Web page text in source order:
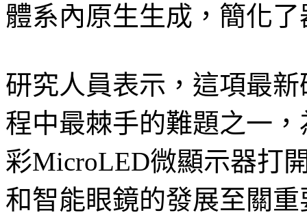
體系內原生生成，簡化
研究人員表示，這項最
程中最棘手的難題之一
彩MicroLED微顯示器打
和智能眼鏡的發展至關重